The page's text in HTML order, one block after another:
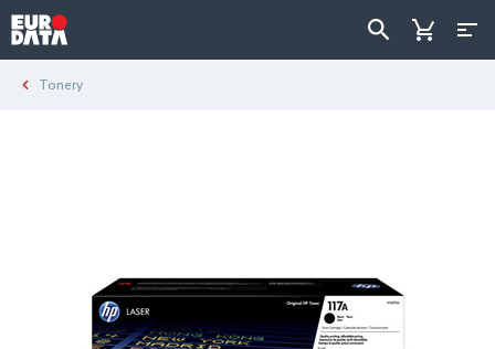
Tonery